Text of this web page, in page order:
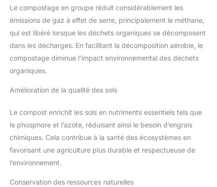
Le compostage en groupe réduit considérablement les
émissions de gaz à effet de serre, principalement le méthane,
qui est libéré lorsque les déchets organiques se décomposent
dans les décharges. En facilitant la décomposition aérobie, le
compostage diminue l’impact environnemental des déchets
organiques.
Amélioration de la qualité des sols
Le compost enrichit les sols en nutriments essentiels tels que
le phosphore et l’azote, réduisant ainsi le besoin d’engrais
chimiques. Cela contribue à la santé des écosystèmes en
favorisant une agriculture plus durable et respectueuse de
l’environnement.
Conservation des ressources naturelles